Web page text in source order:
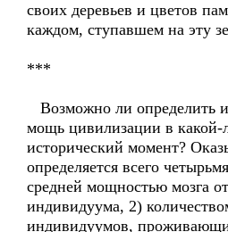
своих деревьев и цветов
каждом, ступавшем на эту
***
Возможно ли определить
мощь цивилизации в какой-
исторический момент?
определяется всего
средней мощностью мозга
индивидуума, 2)
индивидуумов,